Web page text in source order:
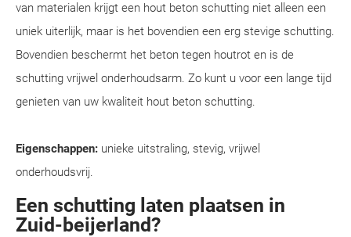
van materialen krijgt een hout beton schutting niet alleen een
uniek uiterlijk, maar is het bovendien een erg stevige schutting.
Bovendien beschermt het beton tegen houtrot en is de
schutting vrijwel onderhoudsarm. Zo kunt u voor een lange tijd
genieten van uw kwaliteit hout beton schutting.
Eigenschappen: unieke uitstraling, stevig, vrijwel
onderhoudsvrij.
Een schutting laten plaatsen in
Zuid-beijerland?